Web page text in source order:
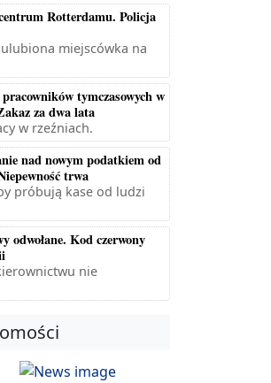
Rotterdamu. Policja
miejscówka na
tymczasowych w
za dwa lata
w rzeźniach.
nad nowym podatkiem od
trwa
próbują kase od ludzi
odwołane. Kod czerwony
nie